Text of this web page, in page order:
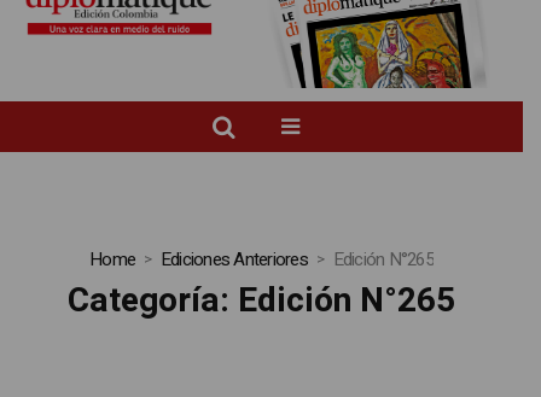
Home Ediciones Anteriores Edición N°265
Categoría: Edición N°265